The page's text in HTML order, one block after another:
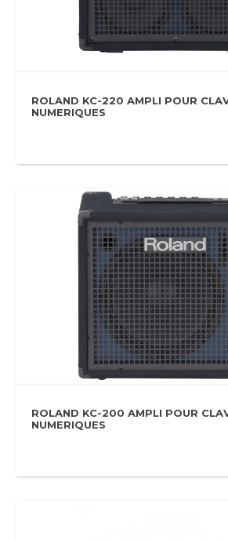
ROLAND KC-220 AMPLI POUR
NUMERIQUES
ROLAND KC-200 AMPLI POUR
NUMERIQUES